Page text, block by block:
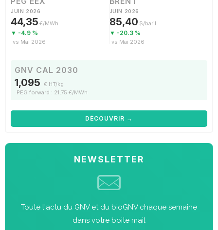
JUIN 2026
44,35 €/MWh
▼ -4.9 %
vs Mai 2026
JUIN 2026
85,40 $/baril
▼ -20.3 %
vs Mai 2026
GNV CAL 2030
1,095 € HT/kg
PEG forward : 21,75 €/MWh
DÉCOUVRIR →
NEWSLETTER
Toute l'actu du GNV et du bioGNV chaque semaine
dans votre boite mail